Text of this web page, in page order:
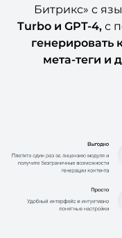
Битрикс» с
Turbo и GPT-4, с
генерировать
мета-теги и